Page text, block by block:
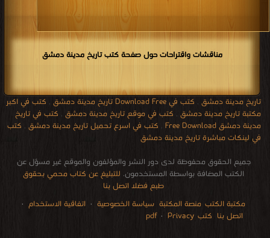
مناقشات واقتراحات حول صفحة كتب تاريخ مدينة دمشق
تاريخ مدينة دمشق , كتب في Download Free تاريخ مدينة دمشق , كتب في اكبر
مكتبة تاريخ مدينة دمشق , كتب في موقع تاريخ مدينة دمشق , كتب في تاريخ
مدينة دمشق Free Download
, كتب في اسرع تحميل تاريخ مدينة دمشق , كتب
في لينكات مباشرة تاريخ مدينة دمشق
جميع الحقوق محفوظة لدى دور النشر والمؤلفون والموقع غير مسؤل عن
الكتب المضافة بواسطة المستخدمون. للتبليغ عن كتاب محمي بحقوق
طبع فضلا اتصل بنا
مكتبة الكتب منصة المكتبة سياسة الخصوصية · اتفاقية الاستخدام ·
اتصل بنا كتب pdf · Privacy